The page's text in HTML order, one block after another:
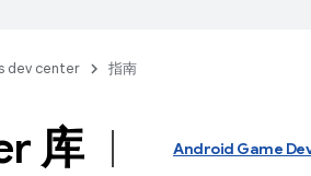
dev center 指南
库 Android Game